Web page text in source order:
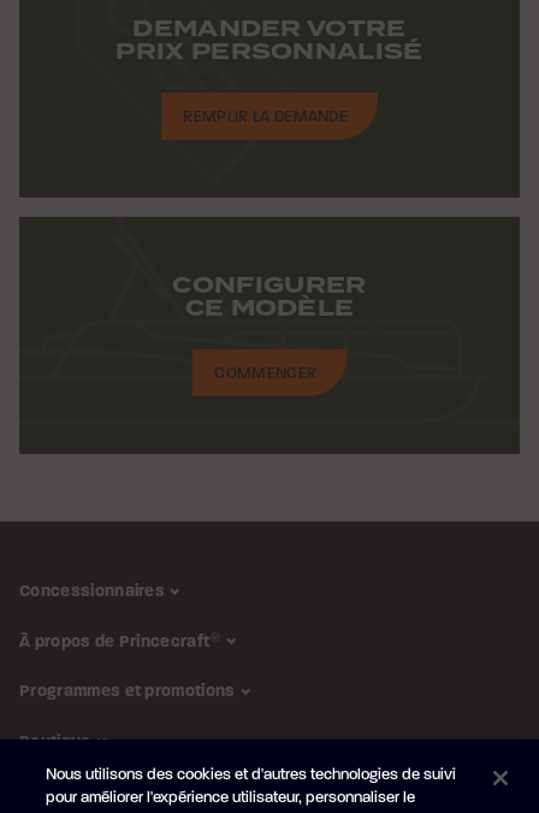
DEMANDER VOTRE
PRIX PERSONNALISÉ
REMPLIR LA DEMANDE
CONFIGURER
CE MODÈLE
COMMENCER
Concessionnaires
À propos de Princecraft®
Programmes et promotions
Boutique
Nous utilisons des cookies et d'autres technologies de suivi
pour améliorer l'expérience utilisateur, personnaliser le